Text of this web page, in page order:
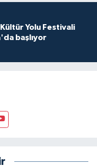
Yolu Festivali
başlıyor